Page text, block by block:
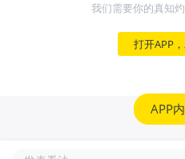
我们需要你的真知
打开APP
APP